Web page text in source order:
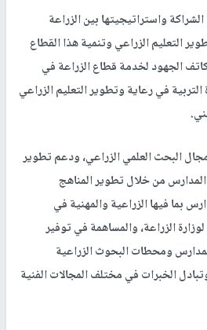
واستراتيجيتها بين الزراعة
التعليم الزراعي وتنمية هذا القطاع
الجهود لخدمة قطاع الزراعة في
في رعاية وتطوير التعليم الزراعي
البحث العلمي الزراعي، ودعم تطوير
من خلال تطوير المناهج
بما فيها الزراعية والمهنية في
الزراعة، والمساهمة في توفير
ومحطات البحوث الزراعية
الخبرات في مختلف المجالات الفنية